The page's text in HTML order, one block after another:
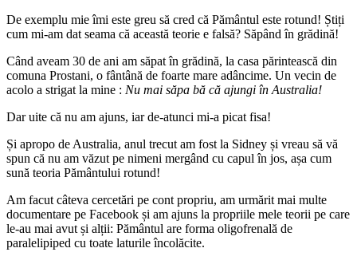
De exemplu mie îmi este greu să cred că Pământul este rotund! Știți
cum mi-am dat seama că această teorie e falsă? Săpând în grădină!
Când aveam 30 de ani am săpat în grădină, la casa părintească din
comuna Prostani, o fântână de foarte mare adâncime. Un vecin de
acolo a strigat la mine : Nu mai săpa bă că ajungi în Australia!
Dar uite că nu am ajuns, iar de-atunci mi-a picat fisa!
Și apropo de Australia, anul trecut am fost la Sidney și vreau să vă
spun că nu am văzut pe nimeni mergând cu capul în jos, așa cum
sună teoria Pământului rotund!
Am facut câteva cercetări pe cont propriu, am urmărit mai multe
documentare pe Facebook și am ajuns la propriile mele teorii pe care
le-au mai avut și alții: Pământul are forma oligofrenală de
paralelipiped cu toate laturile încolăcite.